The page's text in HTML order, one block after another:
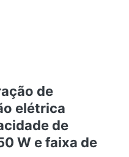
de
elétrica
de
W e faixa de